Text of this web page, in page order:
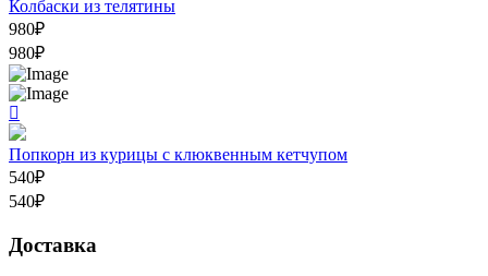
Колбаски из телятины
980₽
980₽
Попкорн из курицы c клюквенным кетчупом
540₽
540₽
Доставка